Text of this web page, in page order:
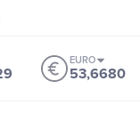
EURO
53,6680